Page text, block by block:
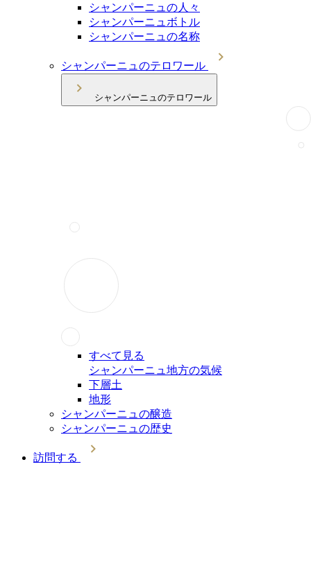
シャンパーニュの人々
シャンパーニュボトル
シャンパーニュの名称
シャンパーニュのテロワール
シャンパーニュのテロワール
すべて見る
シャンパーニュ地方の気候
下層土
地形
シャンパーニュの醸造
シャンパーニュの歴史
訪問する